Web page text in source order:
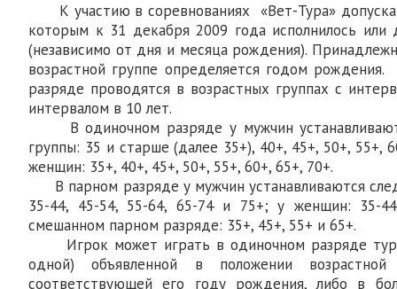
К участию в соревнованиях «Вет-Тура»
которым к 31 декабря 2009 года исполнилось или
(независимо от дня и месяца рождения).
возрастной группе определяется годом
разряде проводятся в возрастных группах с
интервалом в 10 лет.
В одиночном разряде у мужчин
группы: 35 и старше (далее 35+), 40+, 45+, 50+, 55+,
женщин: 35+, 40+, 45+, 50+, 55+, 60+, 65+, 70+.
В парном разряде у мужчин устанавливаются
35-44, 45-54, 55-64, 65-74 и 75+; у женщин:
смешанном парном разряде: 35+, 45+, 55+ и 65+.
Игрок может играть в одиночном разряде
одной) объявленной в положении
соответствующей его году рождения, либо в